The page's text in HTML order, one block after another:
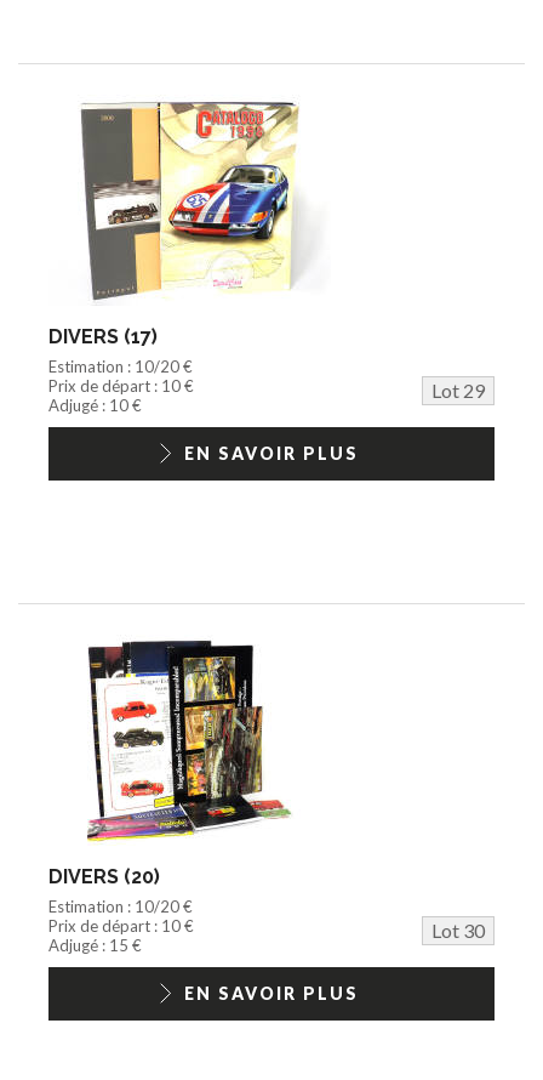
DIVERS (17)
Estimation : 10/20 €
Prix de départ : 10 €
Lot 29
Adjugé : 10 €
EN SAVOIR PLUS
DIVERS (20)
Estimation : 10/20 €
Prix de départ : 10 €
Lot 30
Adjugé : 15 €
EN SAVOIR PLUS